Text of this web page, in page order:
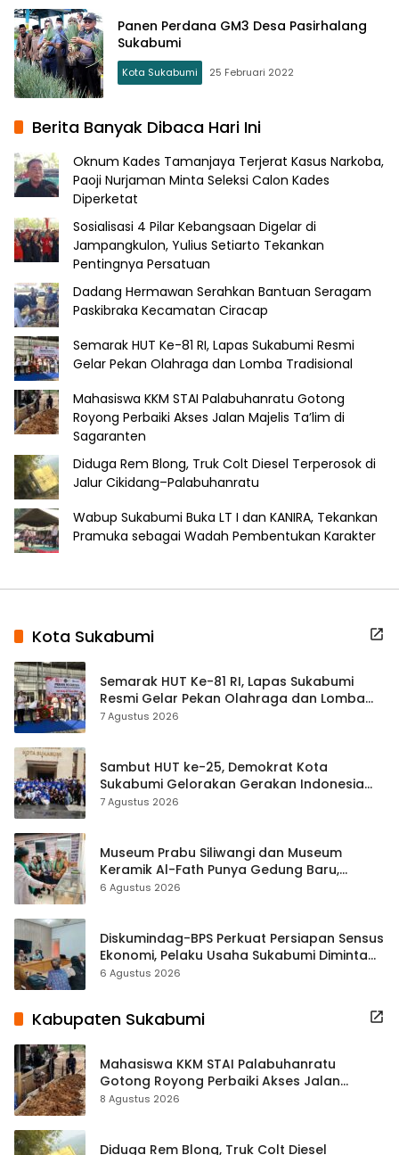
Panen Perdana GM3 Desa Pasirhalang
Sukabumi
Kota Sukabumi 25 Februari 2022
Berita Banyak Dibaca Hari Ini
Oknum Kades Tamanjaya Terjerat Kasus Narkoba,
Paoji Nurjaman Minta Seleksi Calon Kades
Diperketat
Sosialisasi 4 Pilar Kebangsaan Digelar di
Jampangkulon, Yulius Setiarto Tekankan
Pentingnya Persatuan
Dadang Hermawan Serahkan Bantuan Seragam
Paskibraka Kecamatan Ciracap
Semarak HUT Ke-81 RI, Lapas Sukabumi Resmi
Gelar Pekan Olahraga dan Lomba Tradisional
Mahasiswa KKM STAI Palabuhanratu Gotong
Royong Perbaiki Akses Jalan Majelis Ta’lim di
Sagaranten
Diduga Rem Blong, Truk Colt Diesel Terperosok di
Jalur Cikidang–Palabuhanratu
Wabup Sukabumi Buka LT I dan KANIRA, Tekankan
Pramuka sebagai Wadah Pembentukan Karakter
Kota Sukabumi
Semarak HUT Ke-81 RI, Lapas Sukabumi
Resmi Gelar Pekan Olahraga dan Lomba
Tradisional
7 Agustus 2026
Sambut HUT ke-25, Demokrat Kota
Sukabumi Gelorakan Gerakan Indonesia
ASRI Lewat Aksi Bersih Masjid Agung
7 Agustus 2026
Museum Prabu Siliwangi dan Museum
Keramik Al-Fath Punya Gedung Baru,
Hampir 500 Koleksi Dipisahkan
6 Agustus 2026
Diskumindag-BPS Perkuat Persiapan Sensus
Ekonomi, Pelaku Usaha Sukabumi Diminta
Terbuka Beri Data
6 Agustus 2026
Kabupaten Sukabumi
Mahasiswa KKM STAI Palabuhanratu
Gotong Royong Perbaiki Akses Jalan
Majelis Ta’lim di Sagaranten
8 Agustus 2026
Diduga Rem Blong, Truk Colt Diesel